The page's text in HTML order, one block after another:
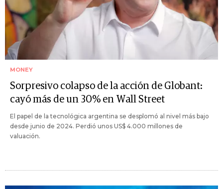
MONEY
Sorpresivo colapso de la acción de Globant:
cayó más de un 30% en Wall Street
El papel de la tecnológica argentina se desplomó al nivel más bajo
desde junio de 2024. Perdió unos US$ 4.000 millones de
valuación.